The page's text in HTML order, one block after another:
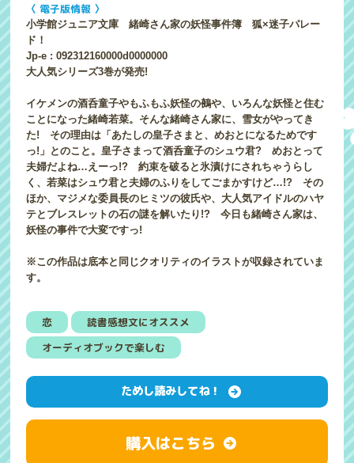
〈 電子版情報 〉
小学館ジュニア文庫 緒崎さん家の妖怪事件簿 狐×迷子パレー
ド！
Jp-e : 092312160000d0000000
大人気シリーズ3巻が発売!
イケメンの酒呑童子やもふもふ妖怪の鵺や、いろんな妖怪と住む
ことになった緒崎若菜。そんな緒崎さん家に、雪女がやってき
た! その理由は「あたしの皇子さまと、めおとになるためです
っ!」とのこと。皇子さまって酒呑童子のシュウ君? めおとって
夫婦だよね…えーっ!? 約束を破ると氷漬けにされちゃうらし
く、若菜はシュウ君と夫婦のふりをしてごまかすけど…!? その
ほか、マジメな委員長のヒミツの彼氏や、大人気アイドルのハヤ
テとブレスレットの石の謎を解いたり!? 今日も緒崎さん家は、
妖怪の事件で大変ですっ!
※この作品は底本と同じクオリティのイラストが収録されていま
す。
恋
読書感想文にオススメ
オーディオブックで楽しむ
ためし読みしてね！
購入はこちら